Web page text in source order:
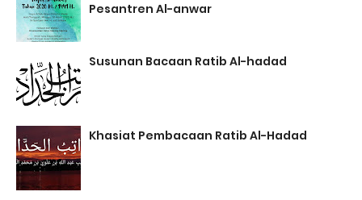
Pesantren Al-anwar
Susunan Bacaan Ratib Al-hadad
Khasiat Pembacaan Ratib Al-Hadad